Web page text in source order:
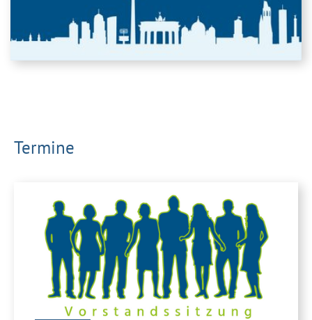
Termine